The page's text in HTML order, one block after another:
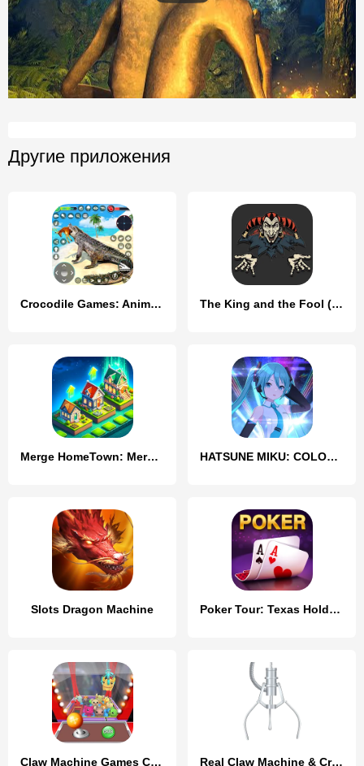
Другие приложения
Crocodile Games: Animal Games The King and the Fool (Music)
Merge HomeTown: Merge Games HATSUNE MIKU: COLORFUL STAGE!
Slots Dragon Machine Poker Tour: Texas Holdem World
Claw Machine Games Crane Game Real Claw Machine & Crane Game